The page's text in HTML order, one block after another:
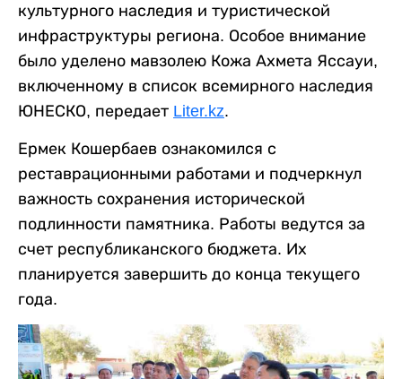
культурного наследия и туристической
инфраструктуры региона. Особое внимание
было уделено мавзолею Кожа Ахмета Яссауи,
включенному в список всемирного наследия
ЮНЕСКО, передает Liter.kz.
Ермек Кошербаев ознакомился с
реставрационными работами и подчеркнул
важность сохранения исторической
подлинности памятника. Работы ведутся за
счет республиканского бюджета. Их
планируется завершить до конца текущего
года.